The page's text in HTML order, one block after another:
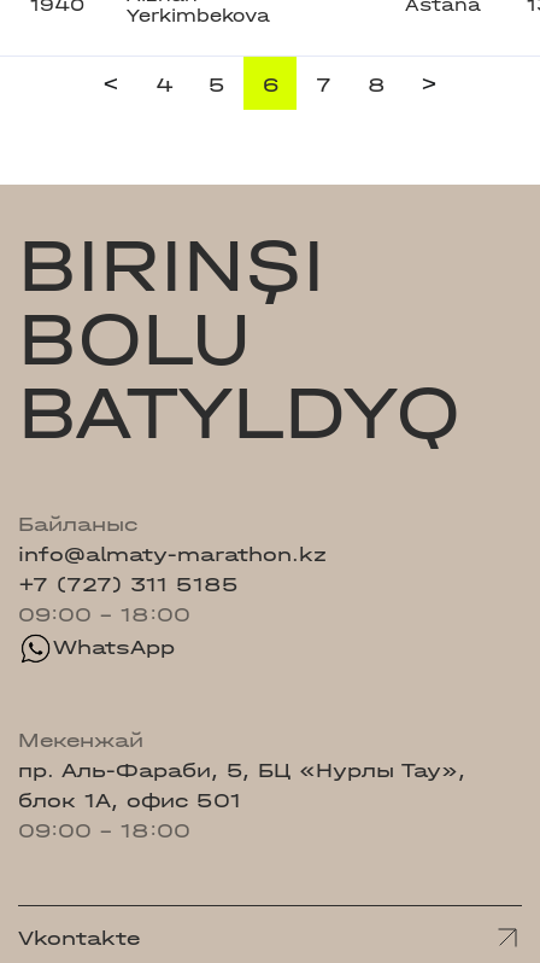
1940
Yerkimbekova
Astana
< 4 5 6 7 8 >
BIRINŞI
BOLU
BATYLDYQ
Байланыс
info@almaty-marathon.kz
+7 (727) 311 5185
09:00 - 18:00
WhatsApp
Мекенжай
пр. Аль-Фараби, 5, БЦ «Нурлы Тау»,
блок 1А, офис 501
09:00 - 18:00
Vkontakte